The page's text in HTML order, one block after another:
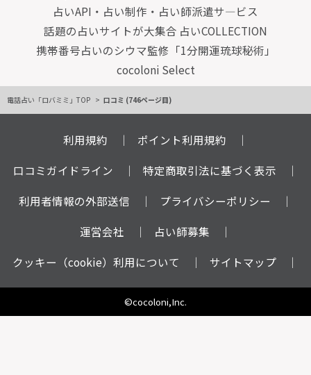
占いAPI・占い制作・占い師派遣サ―ビス
話題の占いサイトが大集合 占いCOLLECTION
携帯番号占いのシウマ監修「1分開運琉球秘術」
cocoloni Select
電話占い「ロバミミ」TOP 口コミ (746ページ目)
利用規約
ポイント利用規約
口コミガイドライン
特定商取引法に基づく表示
利用者情報の外部送信
プライバシーポリシー
運営会社
占い師募集
クッキー（cookie）利用について
サイトマップ
©cocoloni,Inc.